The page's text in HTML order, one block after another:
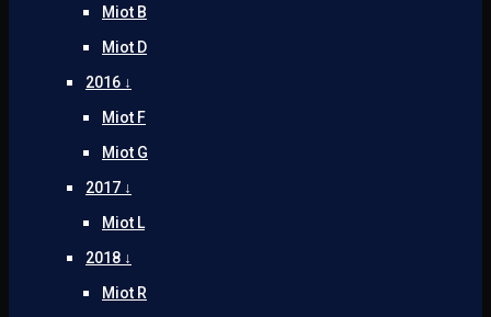
Miot B
Miot D
2016 ↓
Miot F
Miot G
2017 ↓
Miot L
2018 ↓
Miot R